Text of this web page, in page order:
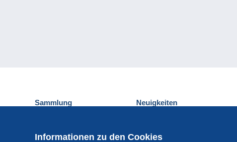
Informationen zu den Cookies
Sammlung Neuigkeiten